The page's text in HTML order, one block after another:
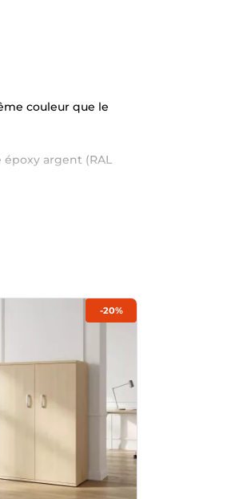
couleur que le
argent (RAL
-20%